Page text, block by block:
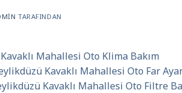
TARAFINDAN
Mahallesi Oto Klima Bakım
Kavaklı Mahallesi Oto Far
Kavaklı Mahallesi Oto Filtre